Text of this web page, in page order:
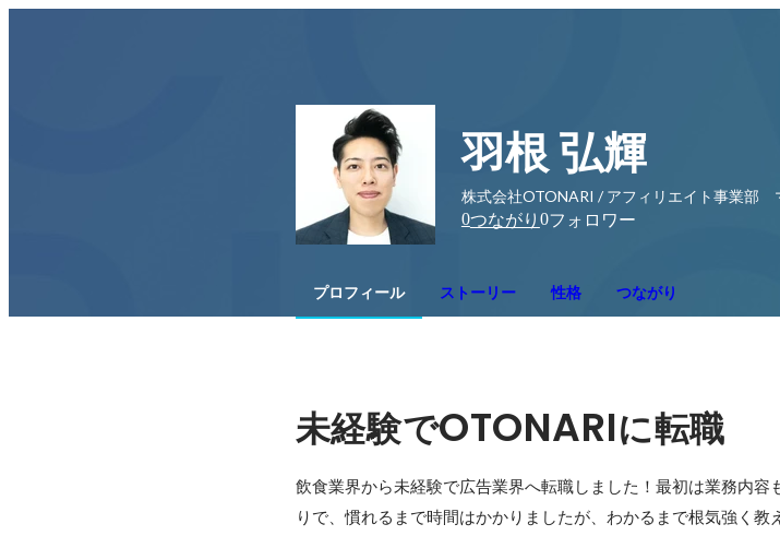
羽根 弘輝
株式会社OTONARI / アフィリエイト事業部
0つながり 0フォロワー
プロフィール ストーリー 性格 つながり
未経験でOTONARIに転職
飲食業界から未経験で広告業界へ転職しました！最初は業務内
りで、慣れるまで時間はかかりましたが、わかるまで根気強く